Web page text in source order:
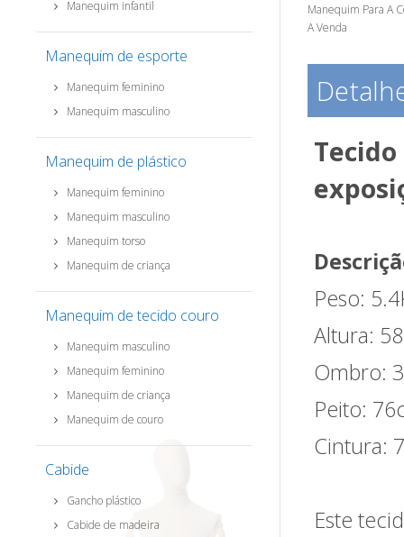
Manequim infantil
Manequim de esporte
Manequim feminino
Manequim masculino
Manequim de plástico
Manequim feminino
Manequim masculino
Manequim torso
Manequim de criança
Manequim de tecido couro
Manequim masculino
Manequim feminino
Manequim de criança
Manequim de couro
Cabide
Gancho plástico
Cabide de madeira
Manequim Para A
A Venda
Peso:
Altura:
Ombro:
Peito:
Cintura:
Este